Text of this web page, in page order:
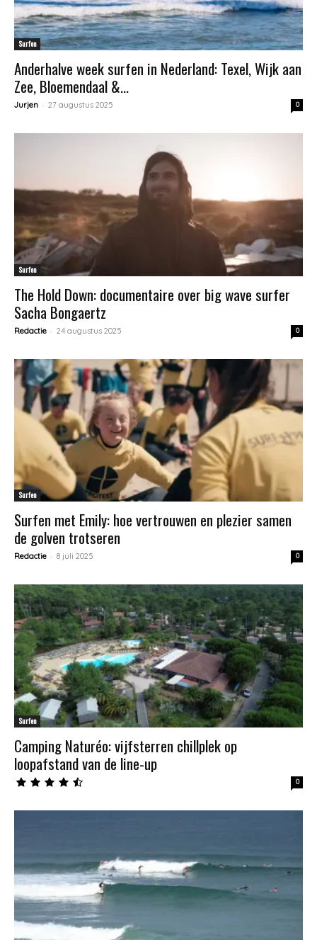
Surfen
Anderhalve week surfen in Nederland: Texel, Wijk aan
Zee, Bloemendaal &...
Jurjen - 27 augustus 2025 0
Surfen
The Hold Down: documentaire over big wave surfer
Sacha Bongaertz
Redactie - 24 augustus 2025 0
Surfen
Surfen met Emily: hoe vertrouwen en plezier samen
de golven trotseren
Redactie - 8 juli 2025 0
Surfen
Camping Naturéo: vijfsterren chillplek op
loopafstand van de line-up
0